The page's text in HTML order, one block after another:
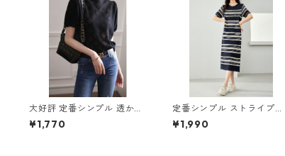
大好評 定番シンプル 透かし
彫り 半袖Tシャツ m-253
¥1,770
定番シンプル ストライプ柄
切り替え アイスシルク ニッ
トワンピース m-269
¥1,990